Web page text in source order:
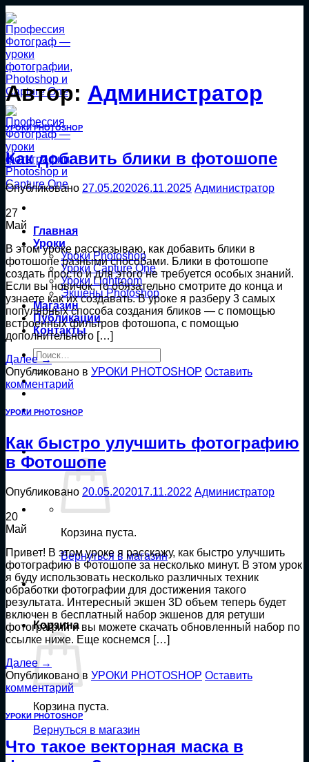
Перейти
к
содержанию
Главная
Уроки
Уроки Photoshop
Уроки Capture One
Уроки Lightroom
Экшены Photoshop
Магазин
Публикации
Контакты
Искать:
Корзина пуста.
Вернуться в магазин
Корзина
Корзина пуста.
Вернуться в магазин
Автор: Администратор
УРОКИ PHOTOSHOP
Как добавить блики в фотошопе
Опубликовано 27.05.202026.11.2025 Администратор
27
Май
В этом уроке рассказываю, как добавить блики в
фотошопе разными способами. Блики в фотошопе
создать просто и для этого не требуется особых знаний.
Если вы новичок, то обязательно смотрите до конца и
узнаете как их создавать. В уроке я разберу 3 самых
популярных способа создания бликов — с помощью
встроенных фильтров фотошопа, с помощью
дополнительного […]
Далее→
Опубликовано в УРОКИ PHOTOSHOP Оставить
комментарий
УРОКИ PHOTOSHOP
Как быстро улучшить фотографию
в Фотошопе
Опубликовано 20.05.202017.11.2022 Администратор
20
Май
Привет! В этом уроке я расскажу, как быстро улучшить
фотографию в Фотошопе за несколько минут. В этом урок
я буду использовать несколько различных техник
обработки фотографии для достижения такого
результата. Интересный экшен 3D объем теперь будет
включен в бесплатный набор экшенов для ретуши
фотографий и вы можете скачать обновленный набор по
ссылке ниже. Еще коснемся […]
Далее →
Опубликовано в УРОКИ PHOTOSHOP Оставить
комментарий
УРОКИ PHOTOSHOP
Что такое векторная маска в